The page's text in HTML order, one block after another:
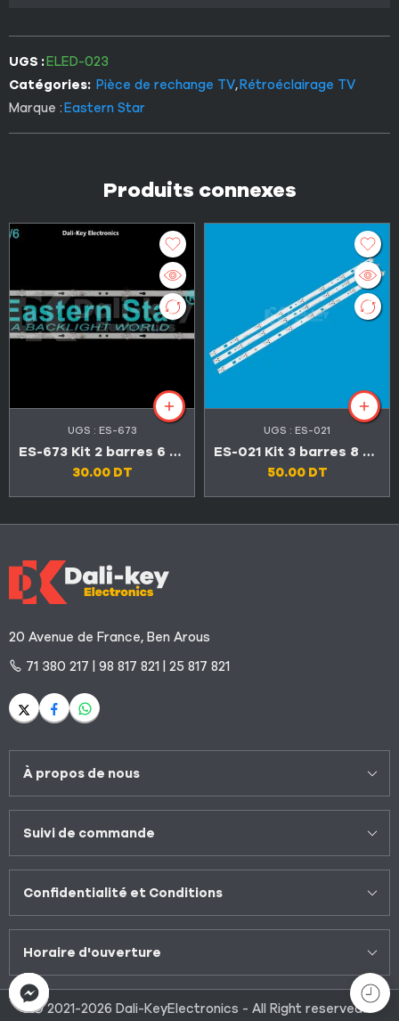
UGS :ELED-023
Catégories: Pièce de rechange TV,Rétroéclairage TV
Marque :Eastern Star
Produits connexes
UGS : ES-673
ES-673 Kit 2 barres 6 LED TV CONDOR 32″ L32T4300
30.00 DT
UGS : ES-021
ES-021 Kit 3 barres 8 LED TV SONY 32″
50.00 DT
20 Avenue de France, Ben Arous
71 380 217 | 98 817 821 | 25 817 821
À propos de nous
Suivi de commande
Confidentialité et Conditions
Horaire d'ouverture
© 2021-2026 Dali-KeyElectronics - All Right reserved!